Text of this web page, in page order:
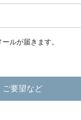
ルが届きます。
ご要望など